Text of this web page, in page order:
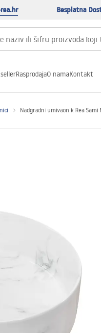
Besplatna
RasprodajaO namaKontakt
Nadgradni umivaonik Rea